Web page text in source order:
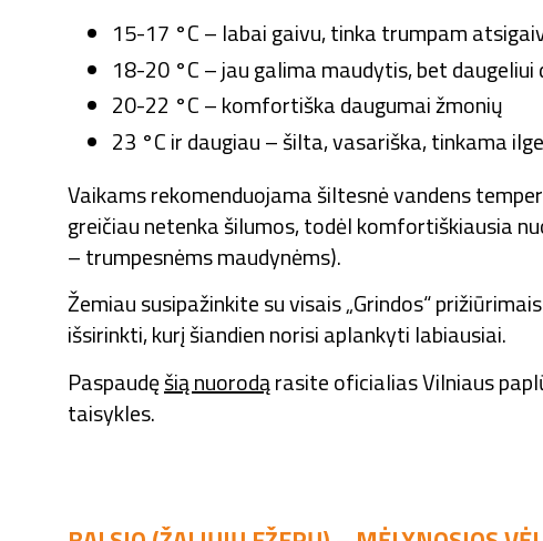
15-17 °C – labai gaivu, tinka trumpam
18-20 °C – jau galima maudytis, bet daugeliui
20-22 °C – komfortiška daugumai žmonių
23 °C ir daugiau – šilta, vasariška, tinkama
Vaikams rekomenduojama šiltesnė vandens
greičiau netenka šilumos, todėl komfortiškiausia
– trumpesnėms maudynėms).
Žemiau susipažinkite su visais „Grindos“
išsirinkti, kurį šiandien norisi aplankyti labiausiai.
Paspaudęšią nuorodąrasite oficialias Vilniaus
taisykles.